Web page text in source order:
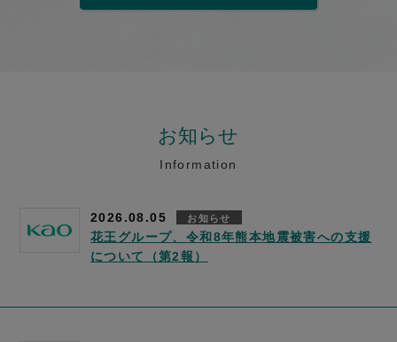
お知らせ
Information
2026.08.05 お知らせ
花王グループ、令和8年熊本地震被害への支援
について（第2報）